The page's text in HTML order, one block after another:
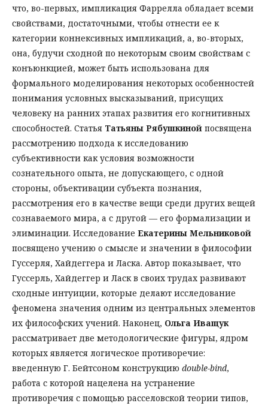
что, во-первых, импликация Фаррелла обладает всеми
свойствами, достаточными, чтобы отнести ее к
категории коннексивных импликаций, а, во-вторых,
она, будучи сходной по некоторым своим свойствам с
конъюнкцией, может быть использована для
формального моделирования некоторых особенностей
понимания условных высказываний, присущих
человеку на ранних этапах развития его когнитивных
способностей. Статья Татьяны Рябушкиной посвящена
рассмотрению подхода к исследованию
субъективности как условия возможности
сознательного опыта, не допускающего, с одной
стороны, объективации субъекта познания,
рассмотрения его в качестве вещи среди других вещей
сознаваемого мира, а с другой — его формализации и
элиминации. Исследование Екатерины Мельниковой
посвящено учению о смысле и значении в философии
Гуссерля, Хайдеггера и Ласка. Автор показывает, что
Гуссерль, Хайдеггер и Ласк в своих трудах развивают
сходные интуиции, которые делают исследование
феномена значения одним из центральных элементов
их философских учений. Наконец, Ольга Иващук
рассматривает две методологические фигуры, ядром
которых является логическое противоречие:
введенную Г. Бейтсоном конструкцию double-bind,
работа с которой нацелена на устранение
противоречия с помощью расселовской теории типов,